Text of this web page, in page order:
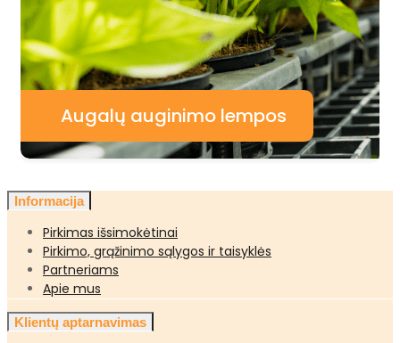
Augalų auginimo lempos
Informacija
Pirkimas išsimokėtinai
Pirkimo, grąžinimo sąlygos ir taisyklės
Partneriams
Apie mus
Klientų aptarnavimas